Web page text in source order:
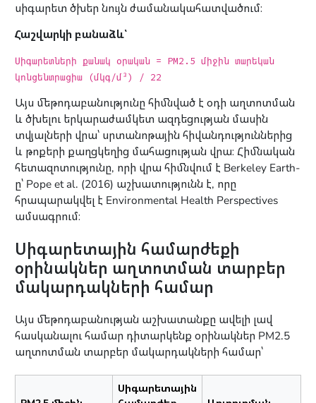
սիգարետ ծխեր նույն ժամանակահատվածում։
Հաշվարկի բանաձև՝
Սիգարետների քանակ օրական = PM2.5 միջին տարեկան
կոնցենտրացիա (մկգ/մ³) / 22
Այս մեթոդաբանությունը հիմնված է օդի աղտոտման
և ծխելու երկարաժամկետ ազդեցության մասին
տվյալների վրա՝ սրտանոթային հիվանդություններից
և թոքերի քաղցկեղից մահացության վրա։ Հիմնական
հետազոտությունը, որի վրա հիմնվում է Berkeley Earth-
ը՝ Pope et al. (2016) աշխատությունն է, որը
հրապարակվել է Environmental Health Perspectives
ամսագրում։
Սիգարետային համարժեքի
օրինակներ աղտոտման տարբեր
մակարդակների համար
Այս մեթոդաբանության աշխատանքը ավելի լավ
հասկանալու համար դիտարկենք օրինակներ PM2.5
աղտոտման տարբեր մակարդակների համար՝
Սիգարետային